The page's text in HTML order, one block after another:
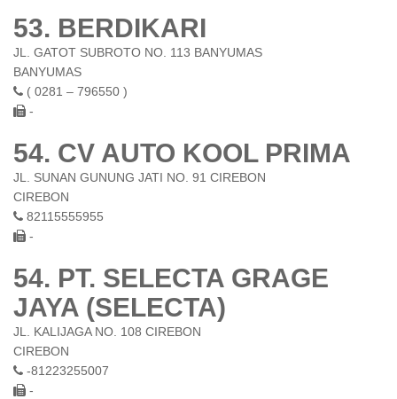
53. BERDIKARI
JL. GATOT SUBROTO NO. 113 BANYUMAS
BANYUMAS
( 0281 – 796550 )
-
54. CV AUTO KOOL PRIMA
JL. SUNAN GUNUNG JATI NO. 91 CIREBON
CIREBON
82115555955
-
54. PT. SELECTA GRAGE
JAYA (SELECTA)
JL. KALIJAGA NO. 108 CIREBON
CIREBON
-81223255007
-